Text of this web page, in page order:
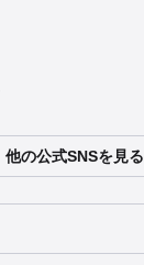
他の公式SNSを見る